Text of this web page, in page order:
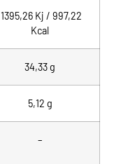
1395,26 Kj / 997,22
Kcal
34,33g
5,12 g
–